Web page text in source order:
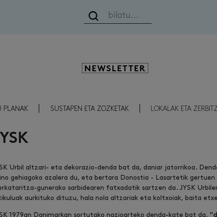
Newsletter
PLANAK SUSTAPEN ETA ZOZKETAK LOKALAK ETA
Urbil altzari- eta dekorazio-denda bat da, daniar jatorrikoa.
gehiagoko azalera du, eta bertara Donostia - Lasartetik gertuen
gunerako sarbidearen fatxadatik sartzen da. JYSK
aurkituko dituzu, hala nola altzariak eta koltxoiak, baita
1979an Danimarkan sortutako nazioarteko denda-kate bat da,